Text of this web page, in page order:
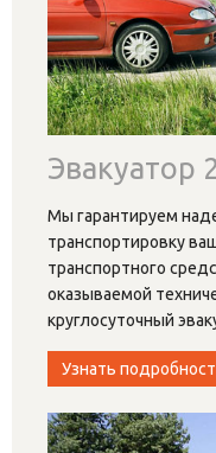
Эвакуатор
Мы гарантируем
транспортировку
транспортного
оказываемой
круглосуточный
Узнать